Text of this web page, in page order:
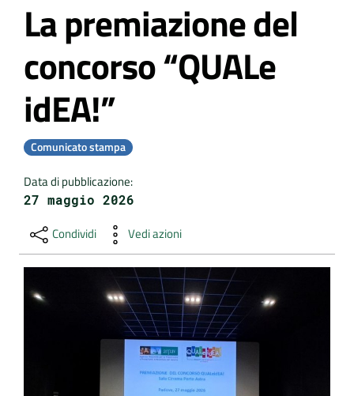
TEMI
AMBIENTALI
TERRITORIO
SERVIZI
DATI
AMBIENTALI
Vai al contenuto
La premiazione del
concorso “QUALe
idEA!”
Comunicato stampa
Data di pubblicazione:
27 maggio 2026
Condividi Vedi azioni